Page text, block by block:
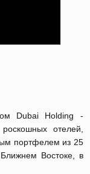
Dubai Holding -
отелей,
портфелем из 25
Востоке, в